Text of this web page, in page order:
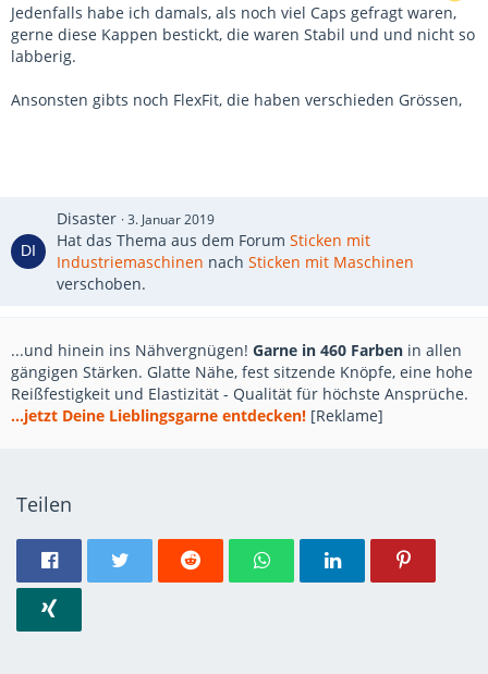
Jedenfalls habe ich damals, als noch viel Caps gefragt waren,
gerne diese Kappen bestickt, die waren Stabil und und nicht so
labberig.
Ansonsten gibts noch FlexFit, die haben verschieden Grössen,
Disaster 3. Januar 2019
Hat das Thema aus dem Forum Sticken mit
Industriemaschinen nach Sticken mit Maschinen
verschoben.
...und hinein ins Nähvergnügen! Garne in 460 Farben in allen
gängigen Stärken. Glatte Nähe, fest sitzende Knöpfe, eine hohe
Reißfestigkeit und Elastizität - Qualität für höchste Ansprüche.
...jetzt Deine Lieblingsgarne entdecken! [Reklame]
Teilen